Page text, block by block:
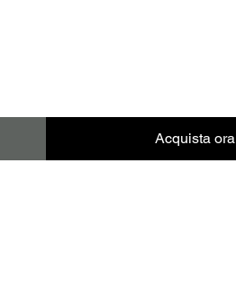
Acquista ora